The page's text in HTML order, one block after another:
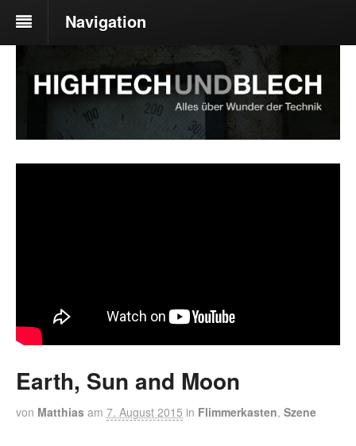
Navigation
Earth, Sun and Moon
von Matthias am 7. August 2015 in Flimmerkasten, Szene